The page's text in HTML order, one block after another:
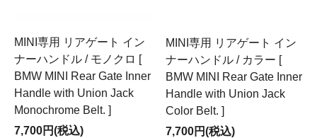
MINI専用 リアゲート イン
ナーハンドル / モノクロ [
BMW MINI Rear Gate Inner
Handle with Union Jack
Monochrome Belt. ]
7,700円(税込)
MINI専用 リアゲート イン
ナーハンドル / カラー [
BMW MINI Rear Gate Inner
Handle with Union Jack
Color Belt. ]
7,700円(税込)